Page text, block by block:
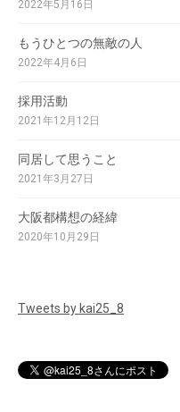
2022年5月16日
もうひとつの無敵の人
2022年4月6日
採用活動
2021年12月12日
同居して思うこと
2021年3月27日
大阪都構想の経緯
2020年10月29日
Tweets by kai25_8